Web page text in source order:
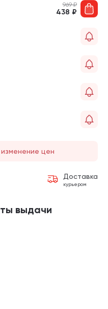
969₽
438 ₽
цен
Доставка
курьером
выдачи